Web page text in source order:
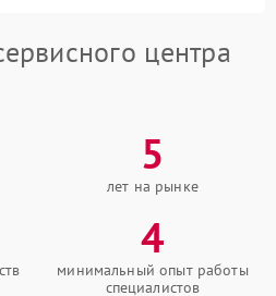
центра
5
лет на рынке
4
минимальный опыт работы
специалистов